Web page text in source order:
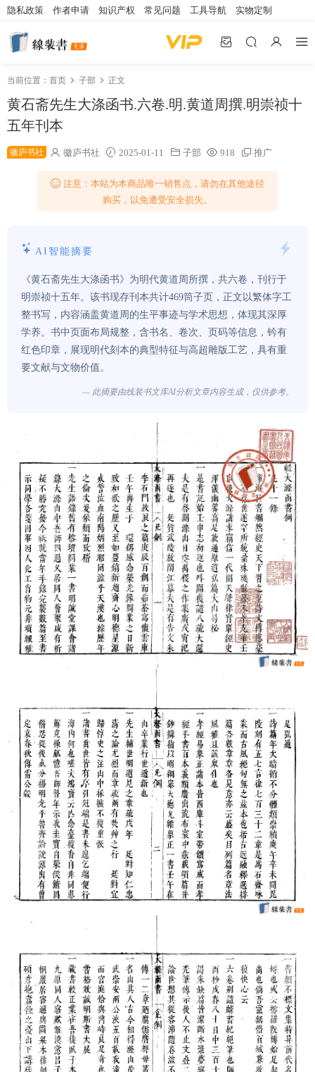
隐私政策 作者申请 知识产权 常见问题 工具导航 实物定制
当前位置： 首页 子部 正文
黄石斋先生大涤函书.六卷.明.黄道周撰.明崇祯十
五年刊本
徽庐书社 徽庐书社 2025-01-11 子部 918 推广
注意：本站为本商品唯一销售点，请勿在其他途径
购买，以免遭受安全损失。
AI智能摘要
《黄石斋先生大涤函书》为明代黄道周所撰，共六卷，刊行于
明崇祯十五年。该书现存刊本共计469筒子页，正文以繁体字工
整书写，内容涵盖黄道周的生平事迹与学术思想，体现其深厚
学养。书中页面布局规整，含书名、卷次、页码等信息，钤有
红色印章，展现明代刻本的典型特征与高超雕版工艺，具有重
要文献与文物价值。
— 此摘要由线装书文库AI分析文章内容生成，仅供参考。